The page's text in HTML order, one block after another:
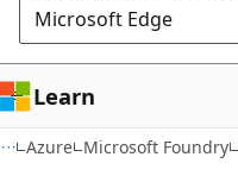
Microsoft Edge
Learn
Azure Microsoft Foundry